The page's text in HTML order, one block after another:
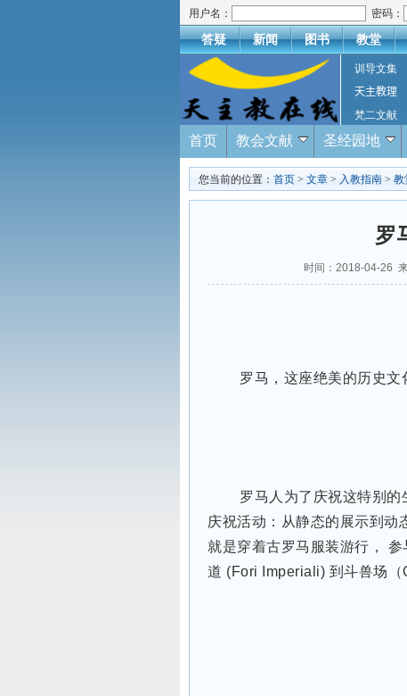
用户名： 密码：
答疑 新闻 图书 教堂
训导文集
天主教理
梵二文献
首页 教会文献 圣经园地
您当前的位置： 首页 > 文章 > 入教指南 > 教
罗
时间：2018-04-26
罗马，这座绝美的历史文
罗马人为了庆祝这特别的
庆祝活动：从静态的展示到动
就是穿着古罗马服装游行，
道 (Fori Imperiali) 到斗兽场